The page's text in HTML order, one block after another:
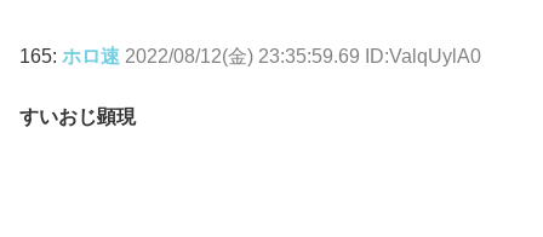
165: ホロ速 2022/08/12(金) 23:35:59.69 ID:ValqUylA0
すいおじ顕現